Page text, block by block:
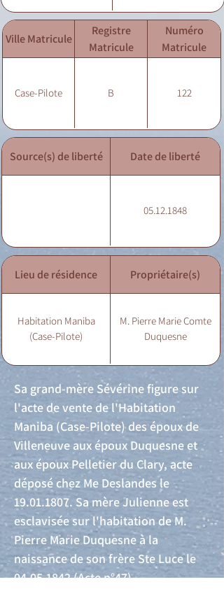
Ville Matricule
Registre
Matricule
Numéro
Matricule
Case-Pilote B 122
Source(s) de liberté Date de liberté
05.12.1848
Lieu de résidence Propriétaire(s)
Habitation Maniba
(Case-Pilote)
M. Pierre Marie Comte
Duquesne
Sa grand-mère Sévérine figure sur
l'acte de vente de l'Habitation
Maniba (Case-Pilote) des époux de
Villeneuve aux époux Duquesne et
aux époux Pelletier du Clary, acte
déposé chez Me Deslandes le
19.01.1807. Sa mère Julienne est
esclavisée sur l'habitation de M.
Pierre Marie Duquesne à la
naissance de son frère Ste Luce le
04.05.1842(Acte n°47).